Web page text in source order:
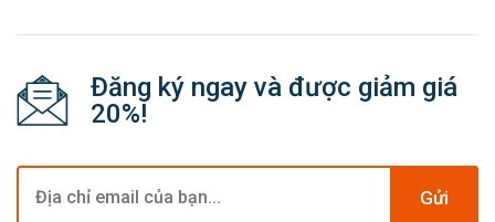
Đăng ký ngay và được giảm giá
20%!
Gửi